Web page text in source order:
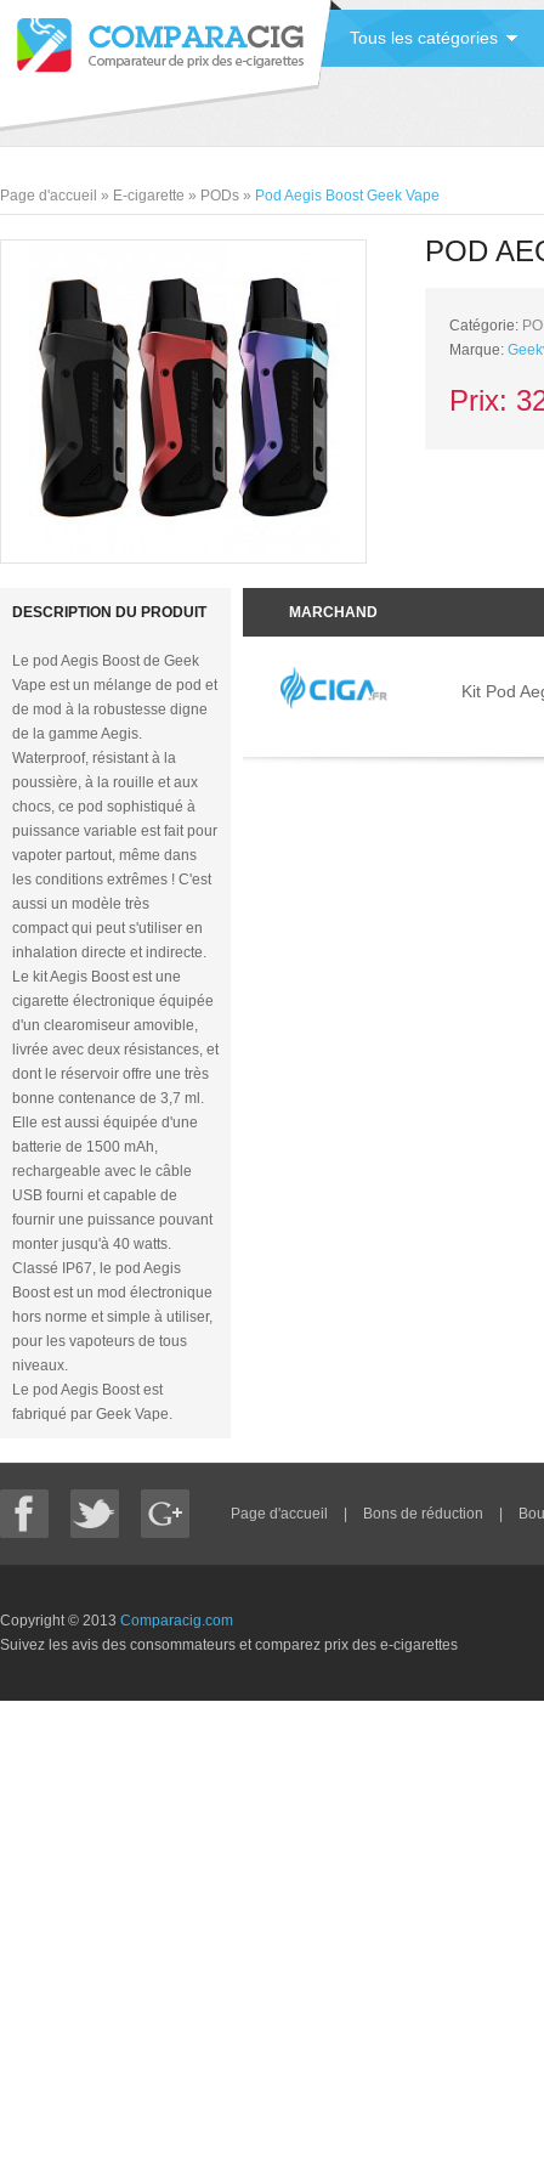
Tous les catégories
Page d'accueil » E-cigarette » PODs » Pod Aegis Boost Geek Vape
POD
Catégorie:
Marque:
Prix:
MARCHAND
Kit Pod
DESCRIPTION DU PRODUIT
Le pod Aegis Boost de Geek
Vape est un mélange de pod et
de mod à la robustesse digne
de la gamme Aegis.
Waterproof, résistant à la
poussière, à la rouille et aux
chocs, ce pod sophistiqué à
puissance variable est fait pour
vapoter partout, même dans
les conditions extrêmes ! C'est
aussi un modèle très
compact qui peut s'utiliser en
inhalation directe et indirecte.
Le kit Aegis Boost est une
cigarette électronique équipée
d'un clearomiseur amovible,
livrée avec deux résistances, et
dont le réservoir offre une très
bonne contenance de 3,7 ml.
Elle est aussi équipée d'une
batterie de 1500 mAh,
rechargeable avec le câble
USB fourni et capable de
fournir une puissance pouvant
monter jusqu'à 40 watts.
Classé IP67, le pod Aegis
Boost est un mod électronique
hors norme et simple à utiliser,
pour les vapoteurs de tous
niveaux.
Le pod Aegis Boost est
fabriqué par Geek Vape.
Page d'accueil Bons de réduction
Copyright © 2013 Comparacig.com
Suivez les avis des consommateurs et comparez prix des e-cigarettes